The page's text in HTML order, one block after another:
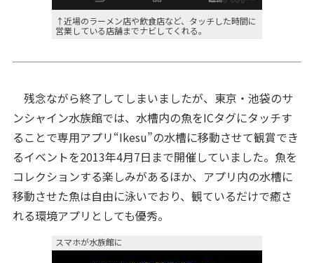
↑近場のラーメン店や飲食店など、タッチした時間に
営業している店舗までナビしてくれる。
残念ながら終了してしまいましたが、東京・池袋のサ
ンシャイン水族館では、水槽内の魚をICタグにタッチす
ることで専用アプリ“Ikesu”の水槽に移動させて観賞でき
るイベントを2013年4月7日まで開催していました。魚を
コレクションする楽しみがあるほか、アプリ内の水槽に
移動させた魚は自由に泳いでおり、観ているだけで癒さ
れる環境アプリとしても優秀。
スマホが水族館に